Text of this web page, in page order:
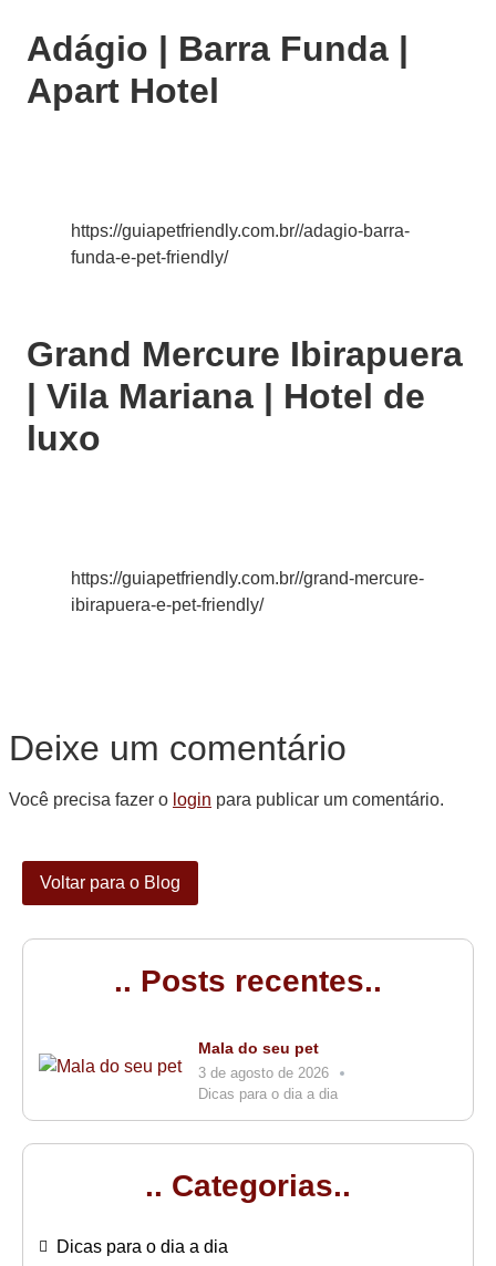
Adágio | Barra Funda |
Apart Hotel
https://guiapetfriendly.com.br//adagio-barra-
funda-e-pet-friendly/
Grand Mercure Ibirapuera
| Vila Mariana | Hotel de
luxo
https://guiapetfriendly.com.br//grand-mercure-
ibirapuera-e-pet-friendly/
Deixe um comentário
Você precisa fazer o login para publicar um comentário.
Voltar para o Blog
.. Posts recentes..
Mala do seu pet
3 de agosto de 2026
Dicas para o dia a dia
.. Categorias..
Dicas para o dia a dia